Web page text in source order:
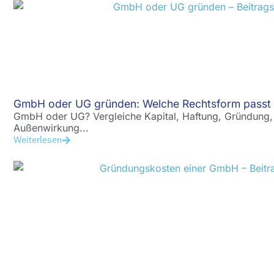
GmbH oder UG gründen: Welche Rechtsform
GmbH oder UG? Vergleiche Kapital, Haftung,
Außenwirkung...
Weiterlesen